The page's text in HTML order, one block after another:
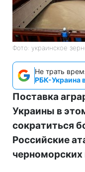
Фото: украинское
Не трать
РБК-Украина
Поставка
Украины в
сократиться
Российские
черноморских